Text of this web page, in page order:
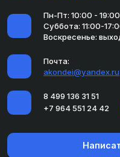
Пн-Пт: 10:00 -
Суббота: 11:00-
Воскресенье:
Почта:
akondei@yandex.ru
8 499 136 31 51
+7 964 551 24 42